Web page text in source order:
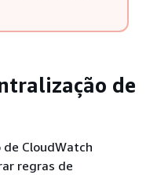
de
CloudWatch
regras de